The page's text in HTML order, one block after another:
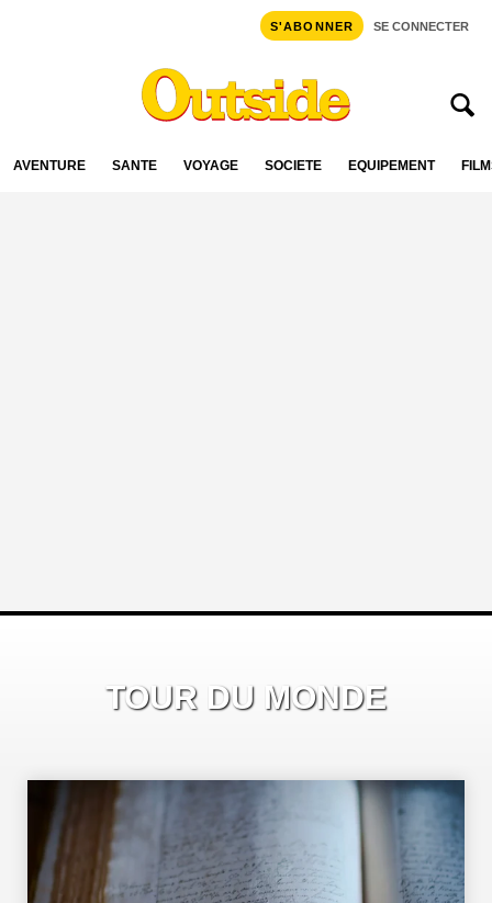
S'ABONNER SE CONNECTER
AVENTURE SANTÉ VOYAGE SOCIÉTÉ ÉQUIPEMENT
TOUR DU MONDE